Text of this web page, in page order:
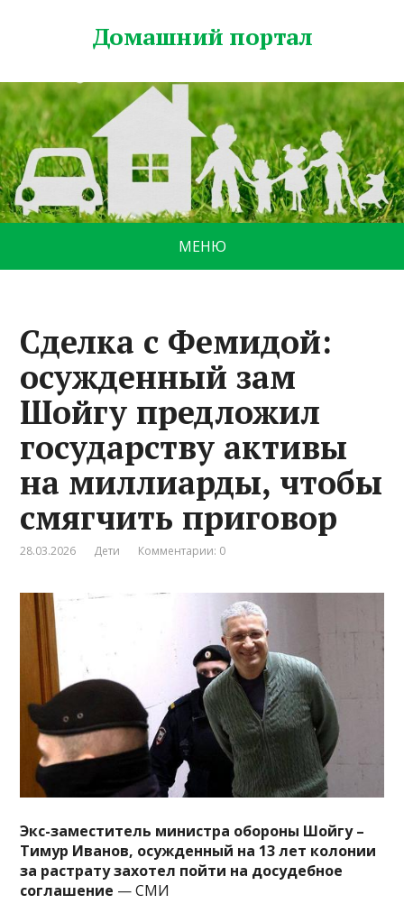
Домашний портал
МЕНЮ
Сделка с Фемидой:
осужденный зам
Шойгу предложил
государству активы
на миллиарды, чтобы
смягчить приговор
28.03.2026 Дети Комментарии: 0
Экс-заместитель министра обороны Шойгу –
Тимур Иванов, осужденный на 13 лет колонии
за растрату захотел пойти на досудебное
соглашение — СМИ